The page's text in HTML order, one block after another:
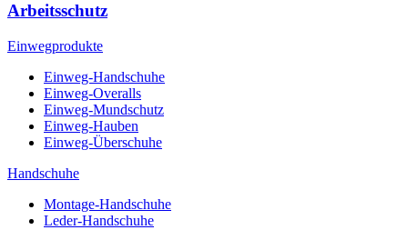
Arbeitsschutz
Einwegprodukte
Einweg-Handschuhe
Einweg-Overalls
Einweg-Mundschutz
Einweg-Hauben
Einweg-Überschuhe
Handschuhe
Montage-Handschuhe
Leder-Handschuhe